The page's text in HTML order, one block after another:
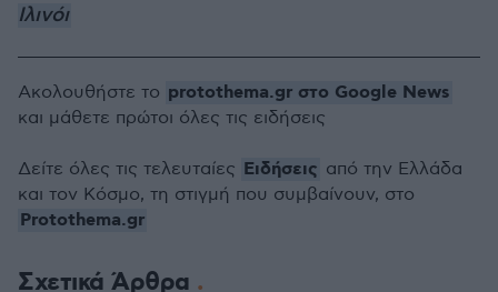
Ιλινόι
Σχετικά Άρθρα
Ακολουθήστε το protothema.gr στο Google News
και μάθετε πρώτοι όλες τις ειδήσεις
Δείτε όλες τις τελευταίες Ειδήσεις από την Ελλάδα
και τον Κόσμο, τη στιγμή που συμβαίνουν, στο
Protothema.gr